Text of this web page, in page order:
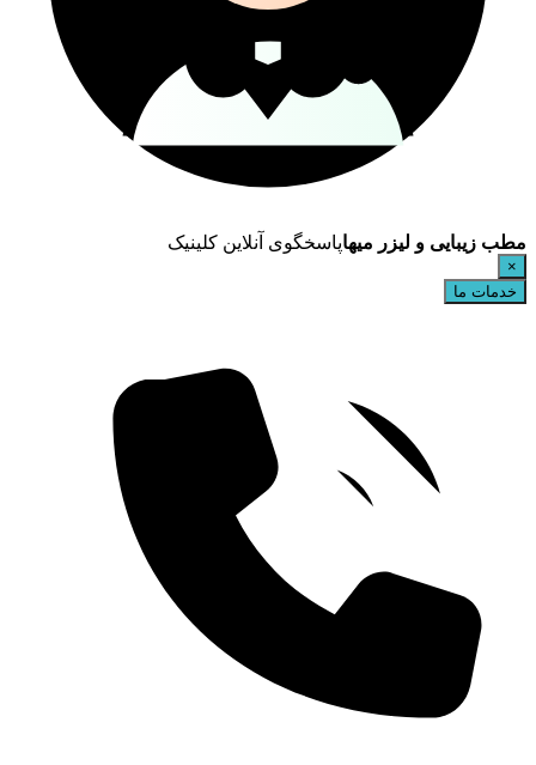
مطب زیبایی و لیزر میهاپاسخگوی آنلاین کلینیک
×
خدمات ما